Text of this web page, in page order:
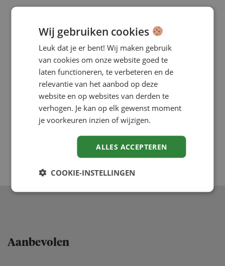
Aanbevolen
Wij gebruiken cookies
Leuk dat je er bent! Wij maken gebruik
van cookies om onze website goed te
laten functioneren, te verbeteren en de
relevantie van het aanbod op deze
website en op websites van derden te
verhogen. Je kan op elk gewenst moment
je voorkeuren inzien of wijzigen.
ALLES ACCEPTEREN
COOKIE-INSTELLINGEN